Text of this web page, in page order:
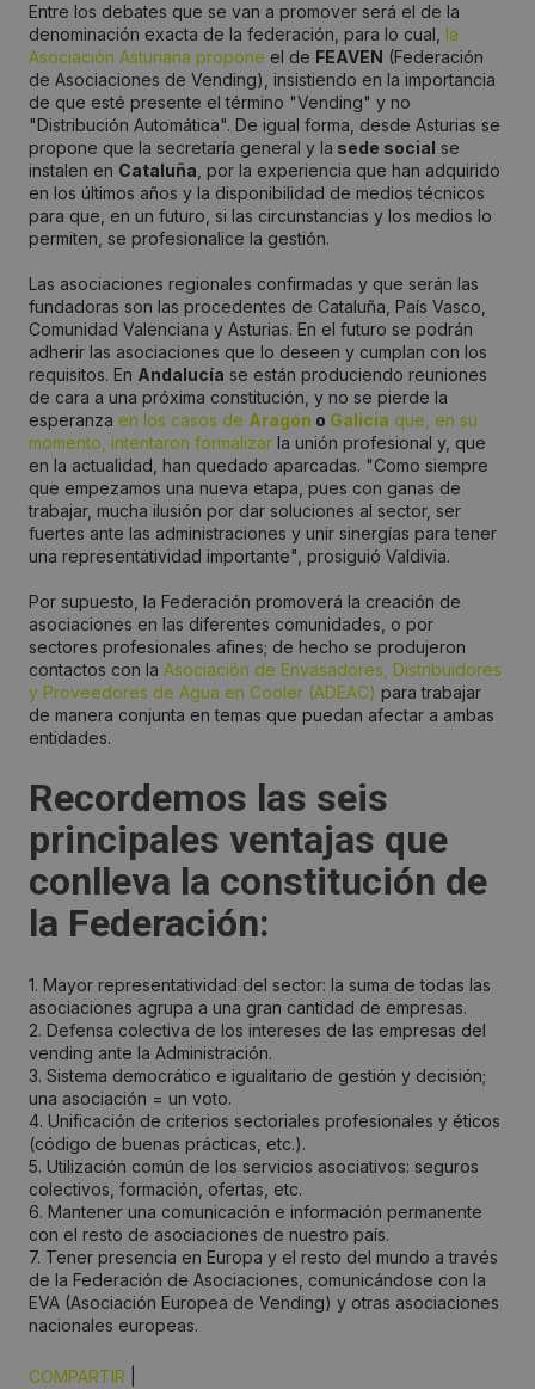
Entre los debates que se van a promover será el de la
denominación exacta de la federación, para lo cual, la
Asociación Asturiana propone el de FEAVEN (Federación
de Asociaciones de Vending), insistiendo en la importancia
de que esté presente el término "Vending" y no
"Distribución Automática". De igual forma, desde Asturias se
propone que la secretaría general y la sede social se
instalen en Cataluña , por la experiencia que han adquirido
en los últimos años y la disponibilidad de medios técnicos
para que, en un futuro, si las circunstancias y los medios lo
permiten, se profesionalice la gestión.
Las asociaciones regionales confirmadas y que serán las
fundadoras son las procedentes de Cataluña, País Vasco,
Comunidad Valenciana y Asturias. En el futuro se podrán
adherir las asociaciones que lo deseen y cumplan con los
requisitos. En Andalucía se están produciendo reuniones
de cara a una próxima constitución, y no se pierde la
esperanza en los casos de Aragón o Galicia que, en su
momento, intentaron formalizar la unión profesional y, que
en la actualidad, han quedado aparcadas. "Como siempre
que empezamos una nueva etapa, pues con ganas de
trabajar, mucha ilusión por dar soluciones al sector, ser
fuertes ante las administraciones y unir sinergías para tener
una representatividad importante", prosiguió Valdivia.
Por supuesto, la Federación promoverá la creación de
asociaciones en las diferentes comunidades, o por
sectores profesionales afines; de hecho se produjeron
contactos con la Asociación de Envasadores, Distribuidores
y Proveedores de Agua en Cooler (ADEAC) para trabajar
de manera conjunta en temas que puedan afectar a ambas
entidades.
Recordemos las seis
principales ventajas que
conlleva la constitución de
la Federación:
1. Mayor representatividad del sector: la suma de todas las
asociaciones agrupa a una gran cantidad de empresas.
2. Defensa colectiva de los intereses de las empresas del
vending ante la Administración.
3. Sistema democrático e igualitario de gestión y decisión;
una asociación = un voto.
4. Unificación de criterios sectoriales profesionales y éticos
(código de buenas prácticas, etc.).
5. Utilización común de los servicios asociativos: seguros
colectivos, formación, ofertas, etc.
6. Mantener una comunicación e información permanente
con el resto de asociaciones de nuestro país.
7. Tener presencia en Europa y el resto del mundo a través
de la Federación de Asociaciones, comunicándose con la
EVA (Asociación Europea de Vending) y otras asociaciones
nacionales europeas.
COMPARTIR